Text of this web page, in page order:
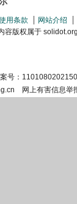
用条款 网站介绍
容版权属于
号：
网上有害信息举